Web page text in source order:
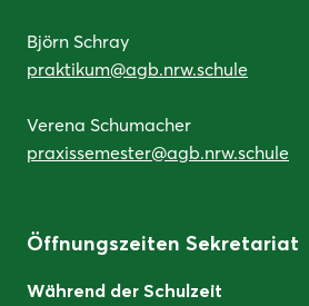
Björn Schray
praktikum@agb.nrw.schule
Verena Schumacher
praxissemester@agb.nrw.schule
Öffnungszeiten Sekretariat
Während der Schulzeit